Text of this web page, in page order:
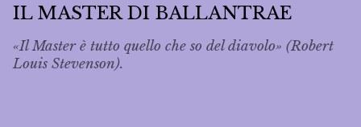
IL MASTER DI BALLANTRAE
«Il Master è tutto quello che so del diavolo» (Robert
Louis Stevenson).